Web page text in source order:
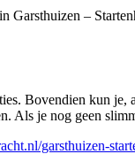
–
Bovendien kun
Als je nog geen
garsthuizen-